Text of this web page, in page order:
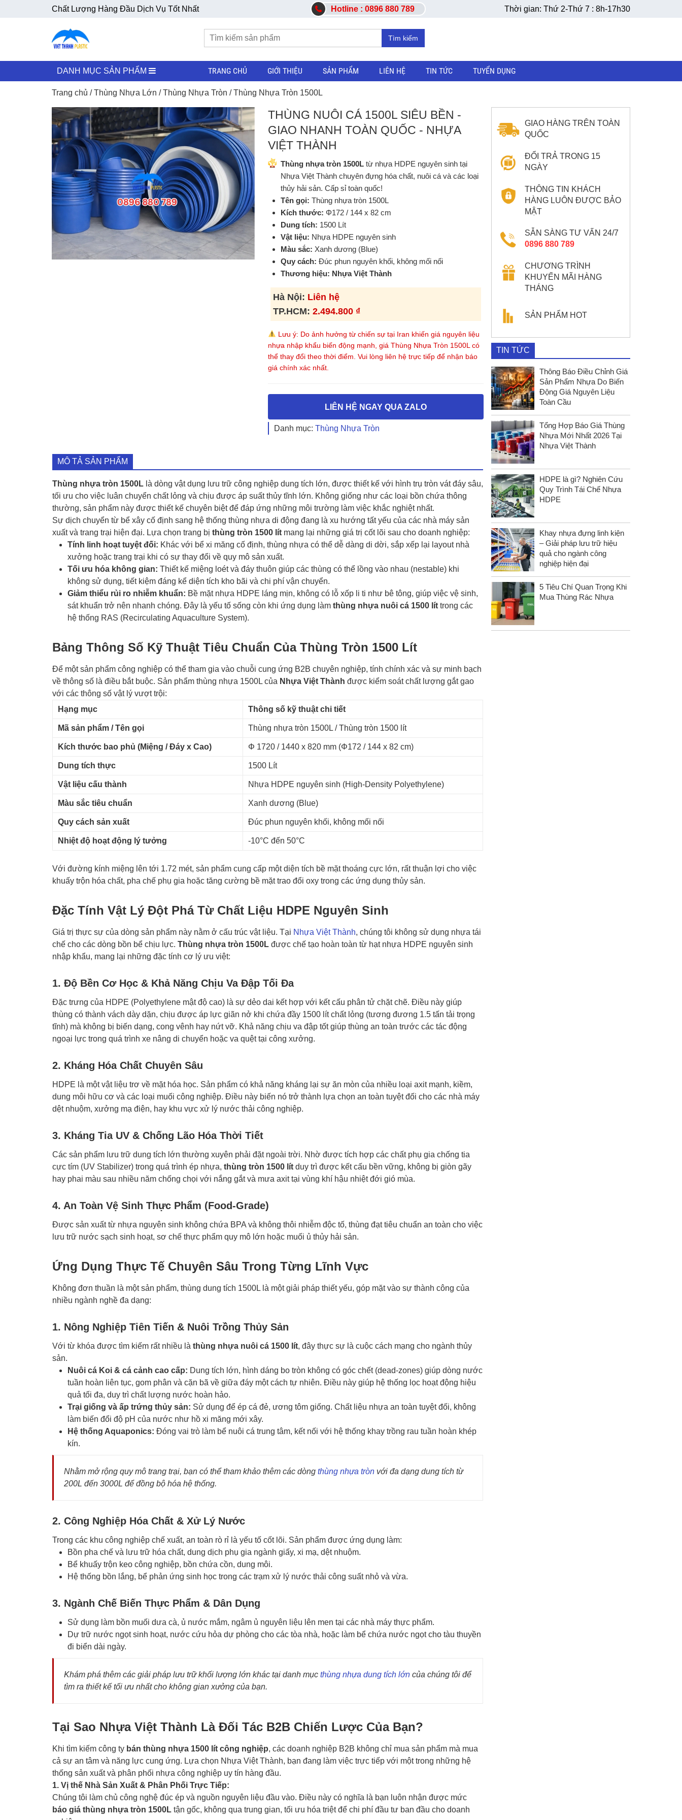
Chất Lượng Hàng Đầu Dịch Vụ Tốt Nhất Hotline : 0896 880 789 Thời gian: Thứ 2-Thứ 7 : 8h-17h30
Tìm kiếm
DANH MỤC SẢN PHẨM TRANG CHỦ GIỚI THIỆU SẢN PHẨM LIÊN HỆ TIN TỨC TUYỂN DỤNG
Trang chủ /Thùng Nhựa Lớn /Thùng Nhựa Tròn / Thùng Nhựa Tròn 1500L
THÙNG NUÔI CÁ 1500L SIÊU BỀN -
GIAO NHANH TOÀN QUỐC - NHỰA
VIỆT THÀNH
Thùng nhựa tròn 1500Ltừ nhựa HDPE nguyên sinh tại
Nhựa Việt Thành chuyên đựng hóa chất, nuôi cá và các loại
thủy hải sản. Cấp sỉ toàn quốc!
Tên gọi: Thùng nhựa tròn 1500L
Kích thước: Φ172 / 144 x 82 cm
Dung tích: 1500 Lít
Vật liệu: Nhựa HDPE nguyên sinh
Màu sắc: Xanh dương (Blue)
Quy cách: Đúc phun nguyên khối, không mối nối
Thương hiệu: Nhựa Việt Thành
Hà Nội: Liên hệ
TP.HCM: 2.494.800 ₫
Lưu ý: Do ảnh hưởng từ chiến sự tại Iran khiến giá nguyên liệu
nhựa nhập khẩu biến động mạnh, giá Thùng Nhựa Tròn 1500L có
thể thay đổi theo thời điểm. Vui lòng liên hệ trực tiếp để nhận báo
giá chính xác nhất.
LIÊN HỆ NGAY QUA ZALO
Danh mục: Thùng Nhựa Tròn
MÔ TẢ SẢN PHẨM
Thùng nhựa tròn 1500L là dòng vật dụng lưu trữ công nghiệp dung tích lớn, được thiết kế với hình trụ tròn vát đáy sâu,
tối ưu cho việc luân chuyển chất lỏng và chịu được áp suất thủy tĩnh lớn. Không giống như các loại bồn chứa thông
thường, sản phẩm này được thiết kế chuyên biệt để đáp ứng những môi trường làm việc khắc nghiệt nhất.
Sự dịch chuyển từ bể xây cố định sang hệ thống thùng nhựa di động đang là xu hướng tất yếu của các nhà máy sản
xuất và trang trại hiện đại. Lựa chọn trang bị thùng tròn 1500 lít mang lại những giá trị cốt lõi sau cho doanh nghiệp:
Tính linh hoạt tuyệt đối: Khác với bể xi măng cố định, thùng nhựa có thể dễ dàng di dời, sắp xếp lại layout nhà
xưởng hoặc trang trại khi có sự thay đổi về quy mô sản xuất.
Tối ưu hóa không gian: Thiết kế miệng loét và đáy thuôn giúp các thùng có thể lồng vào nhau (nestable) khi
không sử dụng, tiết kiệm đáng kể diện tích kho bãi và chi phí vận chuyển.
Giảm thiểu rủi ro nhiễm khuẩn: Bề mặt nhựa HDPE láng mịn, không có lỗ xốp li ti như bê tông, giúp việc vệ sinh,
sát khuẩn trở nên nhanh chóng. Đây là yếu tố sống còn khi ứng dụng làm thùng nhựa nuôi cá 1500 lít trong các
hệ thống RAS (Recirculating Aquaculture System).
Bảng Thông Số Kỹ Thuật Tiêu Chuẩn Của Thùng Tròn 1500 Lít
Để một sản phẩm công nghiệp có thể tham gia vào chuỗi cung ứng B2B chuyên nghiệp, tính chính xác và sự minh bạch
về thông số là điều bắt buộc. Sản phẩm thùng nhựa 1500L của Nhựa Việt Thành được kiểm soát chất lượng gắt gao
với các thông số vật lý vượt trội:
Hạng mục
Thông số kỹ thuật chi tiết
Mã sản phẩm / Tên gọi Thùng nhựa tròn 1500L / Thùng tròn 1500 lít
Kích thước bao phủ (Miệng / Đáy x Cao) Φ 1720 / 1440 x 820 mm (Φ172 / 144 x 82 cm)
Dung tích thực 1500 Lít
Vật liệu cấu thành Nhựa HDPE nguyên sinh (High-Density Polyethylene)
Màu sắc tiêu chuẩn Xanh dương (Blue)
Quy cách sản xuất Đúc phun nguyên khối, không mối nối
Nhiệt độ hoạt động lý tưởng -10°C đến 50°C
Với đường kính miệng lên tới 1.72 mét, sản phẩm cung cấp một diện tích bề mặt thoáng cực lớn, rất thuận lợi cho việc
khuấy trộn hóa chất, pha chế phụ gia hoặc tăng cường bề mặt trao đổi oxy trong các ứng dụng thủy sản.
Đặc Tính Vật Lý Đột Phá Từ Chất Liệu HDPE Nguyên Sinh
Giá trị thực sự của dòng sản phẩm này nằm ở cấu trúc vật liệu. Tại Nhựa Việt Thành, chúng tôi không sử dụng nhựa tái
chế cho các dòng bồn bể chịu lực. Thùng nhựa tròn 1500L được chế tạo hoàn toàn từ hạt nhựa HDPE nguyên sinh
nhập khẩu, mang lại những đặc tính cơ lý ưu việt:
1. Độ Bền Cơ Học & Khả Năng Chịu Va Đập Tối Đa
Đặc trưng của HDPE (Polyethylene mật độ cao) là sự dẻo dai kết hợp với kết cấu phân tử chặt chẽ. Điều này giúp
thùng có thành vách dày dặn, chịu được áp lực giãn nở khi chứa đầy 1500 lít chất lỏng (tương đương 1.5 tấn tải trọng
tĩnh) mà không bị biến dạng, cong vênh hay nứt vỡ. Khả năng chịu va đập tốt giúp thùng an toàn trước các tác động
ngoại lực trong quá trình xe nâng di chuyển hoặc va quệt tại công xưởng.
2. Kháng Hóa Chất Chuyên Sâu
HDPE là một vật liệu trơ về mặt hóa học. Sản phẩm có khả năng kháng lại sự ăn mòn của nhiều loại axit mạnh, kiềm,
dung môi hữu cơ và các loại muối công nghiệp. Điều này biến nó trở thành lựa chọn an toàn tuyệt đối cho các nhà máy
dệt nhuộm, xưởng mạ điện, hay khu vực xử lý nước thải công nghiệp.
3. Kháng Tia UV & Chống Lão Hóa Thời Tiết
Các sản phẩm lưu trữ dung tích lớn thường xuyên phải đặt ngoài trời. Nhờ được tích hợp các chất phụ gia chống tia
cực tím (UV Stabilizer) trong quá trình ép nhựa, thùng tròn 1500 lít duy trì được kết cấu bền vững, không bị giòn gãy
hay phai màu sau nhiều năm chống chọi với nắng gắt và mưa axit tại vùng khí hậu nhiệt đới gió mùa.
4. An Toàn Vệ Sinh Thực Phẩm (Food-Grade)
Được sản xuất từ nhựa nguyên sinh không chứa BPA và không thôi nhiễm độc tố, thùng đạt tiêu chuẩn an toàn cho việc
lưu trữ nước sạch sinh hoạt, sơ chế thực phẩm quy mô lớn hoặc muối ủ thủy hải sản.
Ứng Dụng Thực Tế Chuyên Sâu Trong Từng Lĩnh Vực
Không đơn thuần là một sản phẩm, thùng dung tích 1500L là một giải pháp thiết yếu, góp mặt vào sự thành công của
nhiều ngành nghề đa dạng:
1. Nông Nghiệp Tiên Tiến & Nuôi Trồng Thủy Sản
Với từ khóa được tìm kiếm rất nhiều là thùng nhựa nuôi cá 1500 lít, đây thực sự là cuộc cách mạng cho ngành thủy
sản.
Nuôi cá Koi & cá cảnh cao cấp: Dung tích lớn, hình dáng bo tròn không có góc chết (dead-zones) giúp dòng nước
tuần hoàn liên tục, gom phân và cặn bã về giữa đáy một cách tự nhiên. Điều này giúp hệ thống lọc hoạt động hiệu
quả tối đa, duy trì chất lượng nước hoàn hảo.
Trại giống và ấp trứng thủy sản: Sử dụng để ép cá đẻ, ương tôm giống. Chất liệu nhựa an toàn tuyệt đối, không
làm biến đổi độ pH của nước như hồ xi măng mới xây.
Hệ thống Aquaponics: Đóng vai trò làm bể nuôi cá trung tâm, kết nối với hệ thống khay trồng rau tuần hoàn khép
kín.
Nhằm mở rộng quy mô trang trại, bạn có thể tham khảo thêm các dòng thùng nhựa tròn với đa dạng dung tích từ
200L đến 3000L để đồng bộ hóa hệ thống.
2. Công Nghiệp Hóa Chất & Xử Lý Nước
Trong các khu công nghiệp chế xuất, an toàn rò rỉ là yếu tố cốt lõi. Sản phẩm được ứng dụng làm:
Bồn pha chế và lưu trữ hóa chất, dung dịch phụ gia ngành giấy, xi mạ, dệt nhuộm.
Bể khuấy trộn keo công nghiệp, bồn chứa cồn, dung môi.
Hệ thống bồn lắng, bể phản ứng sinh học trong các trạm xử lý nước thải công suất nhỏ và vừa.
3. Ngành Chế Biến Thực Phẩm & Dân Dụng
Sử dụng làm bồn muối dưa cà, ủ nước mắm, ngâm ủ nguyên liệu lên men tại các nhà máy thực phẩm.
Dự trữ nước ngọt sinh hoạt, nước cứu hỏa dự phòng cho các tòa nhà, hoặc làm bể chứa nước ngọt cho tàu thuyền
đi biển dài ngày.
Khám phá thêm các giải pháp lưu trữ khối lượng lớn khác tại danh mục thùng nhựa dung tích lớn của chúng tôi để
tìm ra thiết kế tối ưu nhất cho không gian xưởng của bạn.
Tại Sao Nhựa Việt Thành Là Đối Tác B2B Chiến Lược Của Bạn?
Khi tìm kiếm công ty bán thùng nhựa 1500 lít công nghiệp, các doanh nghiệp B2B không chỉ mua sản phẩm mà mua
cả sự an tâm và năng lực cung ứng. Lựa chọn Nhựa Việt Thành, bạn đang làm việc trực tiếp với một trong những hệ
thống sản xuất và phân phối nhựa công nghiệp uy tín hàng đầu.
1. Vị thế Nhà Sản Xuất & Phân Phối Trực Tiếp:
Chúng tôi làm chủ công nghệ đúc ép và nguồn nguyên liệu đầu vào. Điều này có nghĩa là bạn luôn nhận được mức
báo giá thùng nhựa tròn 1500L tận gốc, không qua trung gian, tối ưu hóa triệt để chi phí đầu tư ban đầu cho doanh
GIAO HÀNG TRÊN TOÀN
QUỐC
ĐỔI TRẢ TRONG 15
NGÀY
THÔNG TIN KHÁCH
HÀNG LUÔN ĐƯỢC BẢO
MẬT
SẴN SÀNG TƯ VẤN 24/7
0896 880 789
CHƯƠNG TRÌNH
KHUYẾN MÃI HÀNG
THÁNG
SẢN PHẨM HOT
TIN TỨC
Thông Báo Điều Chỉnh Giá
Sản Phẩm Nhựa Do Biến
Động Giá Nguyên Liệu
Toàn Cầu
Tổng Hợp Báo Giá Thùng
Nhựa Mới Nhất 2026 Tại
Nhựa Việt Thành
HDPE là gì? Nghiên Cứu
Quy Trình Tái Chế Nhựa
HDPE
Khay nhựa đựng linh kiện
– Giải pháp lưu trữ hiệu
quả cho ngành công
nghiệp hiện đại
5 Tiêu Chí Quan Trọng Khi
Mua Thùng Rác Nhựa